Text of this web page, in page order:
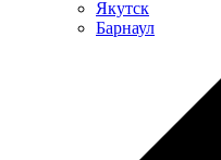
Якутск
Барнаул